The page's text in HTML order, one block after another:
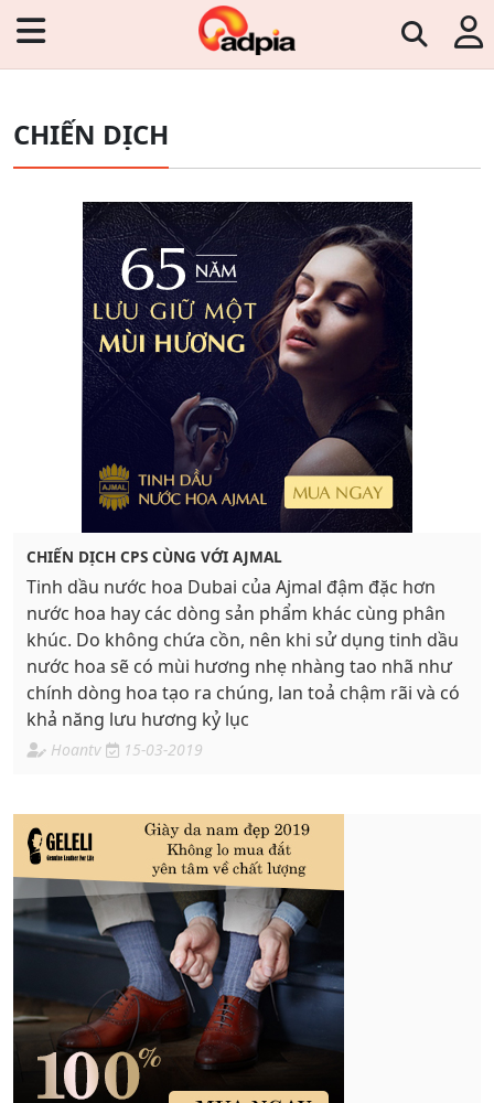
CHIẾN DỊCH
CHIẾN DỊCH CPS CÙNG VỚI AJMAL
Tinh dầu nước hoa Dubai của Ajmal đậm đặc hơn
nước hoa hay các dòng sản phẩm khác cùng phân
khúc. Do không chứa cồn, nên khi sử dụng tinh dầu
nước hoa sẽ có mùi hương nhẹ nhàng tao nhã như
chính dòng hoa tạo ra chúng, lan toả chậm rãi và có
khả năng lưu hương kỷ lục
Hoantv 15-03-2019